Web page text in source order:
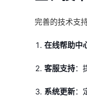
完善的技术支
在线帮助中
客服支持：
系统更新：